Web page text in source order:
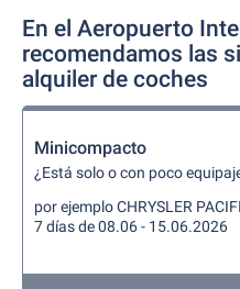
En el Aeropuerto
recomendamos las
alquiler de coches
Minicompacto
¿Está solo o con poco
por ejemplo CHRYSLER
7 días de 08.06 - 15.06.2026